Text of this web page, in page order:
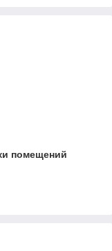
помещений